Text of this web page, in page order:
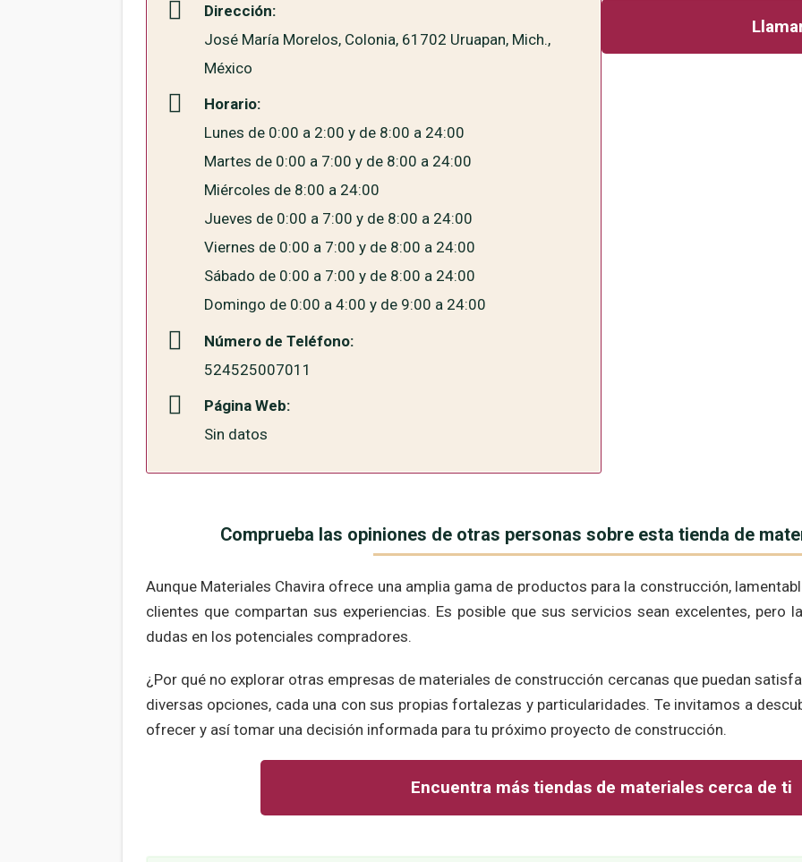
Dirección:
José María Morelos, Colonia, 61702 Uruapan, Mich.,
México
Horario:
Lunes de 0:00 a 2:00 y de 8:00 a 24:00
Martes de 0:00 a 7:00 y de 8:00 a 24:00
Miércoles de 8:00 a 24:00
Jueves de 0:00 a 7:00 y de 8:00 a 24:00
Viernes de 0:00 a 7:00 y de 8:00 a 24:00
Sábado de 0:00 a 7:00 y de 8:00 a 24:00
Domingo de 0:00 a 4:00 y de 9:00 a 24:00
Número de Teléfono:
524525007011
Página Web:
Sin datos
Comprueba las opiniones de otras personas sobre esta tienda de
Aunque Materiales Chavira ofrece una amplia gama de productos para la construcción,
clientes que compartan sus experiencias. Es posible que sus servicios sean excelentes, pero
dudas en los potenciales compradores.
¿Por qué no explorar otras empresas de materiales de construcción cercanas que puedan
diversas opciones, cada una con sus propias fortalezas y particularidades. Te invitamos a
ofrecer y así tomar una decisión informada para tu próximo proyecto de construcción.
Encuentra más tiendas de materiales cerca de ti